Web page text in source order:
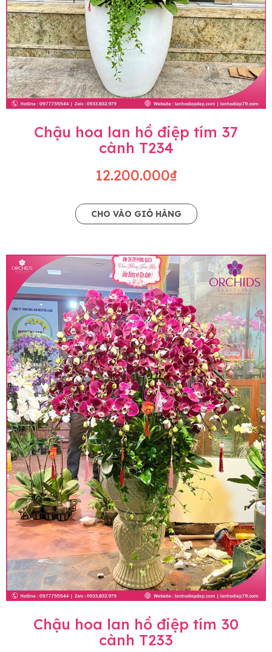
Chậu hoa lan hồ điệp tím 37
cành T234
12.200.000₫
CHO VÀO GIỎ HÀNG
Chậu hoa lan hồ điệp tím 30
cành T233